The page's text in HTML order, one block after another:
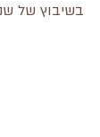
בשיבוץ של